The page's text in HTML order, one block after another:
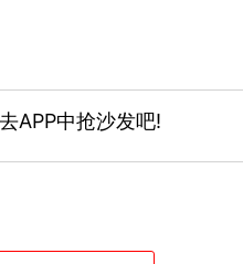
APP中抢沙发吧!